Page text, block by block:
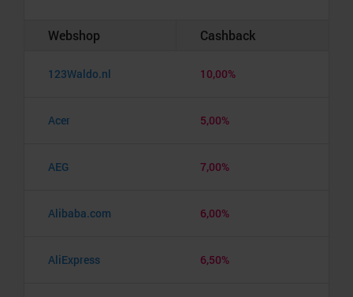
Webshop Cashback
123Waldo.nl 10,00%
Acer 5,00%
AEG 7,00%
Alibaba.com 6,00%
AliExpress 6,50%